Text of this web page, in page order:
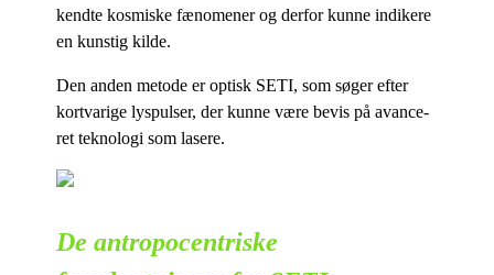
kend­te kos­mi­ske fæ­no­me­ner og der­for kun­ne in­di­ke­re
en kun­stig kilde.
Den an­den me­to­de er op­tisk SETI, som sø­ger ef­ter
kortva­ri­ge lys­pul­ser, der kun­ne være be­vis på avan­ce­
ret tek­no­lo­gi som lasere.
De antropocentriske